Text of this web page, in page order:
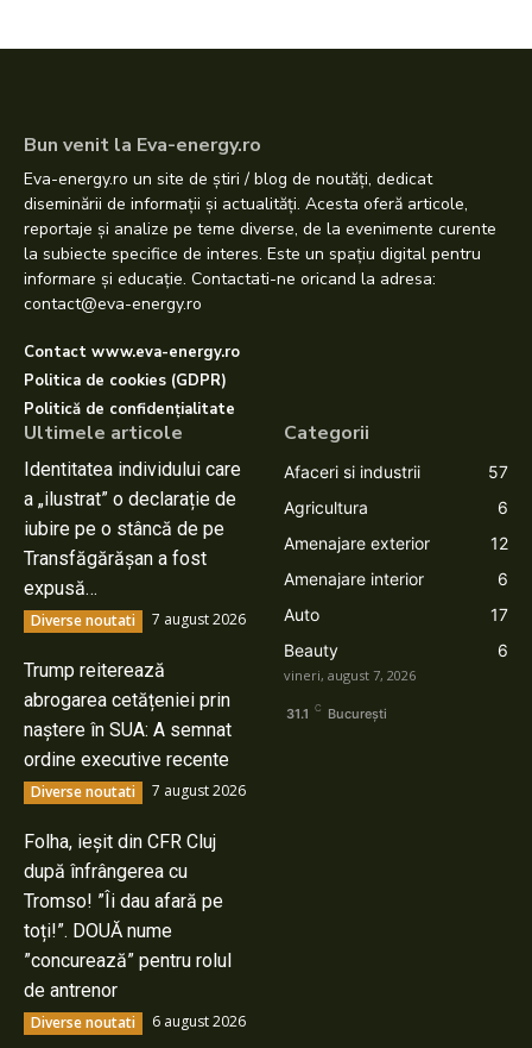
Bun venit la Eva-energy.ro
Eva-energy.ro un site de știri / blog de noutăți, dedicat
diseminării de informații și actualități. Acesta oferă articole,
reportaje și analize pe teme diverse, de la evenimente curente
la subiecte specifice de interes. Este un spațiu digital pentru
informare și educație. Contactati-ne oricand la adresa:
contact@eva-energy.ro
Contact www.eva-energy.ro
Politica de cookies (GDPR)
Politică de confidențialitate
Ultimele articole
Identitatea individului care
a „ilustrat” o declarație de
iubire pe o stâncă de pe
Transfăgărășan a fost
expusă…
Diverse noutati 7 august 2026
Trump reiterează
abrogarea cetățeniei prin
naștere în SUA: A semnat
ordine executive recente
Diverse noutati 7 august 2026
Folha, ieșit din CFR Cluj
după înfrângerea cu
Tromso! ”Îi dau afară pe
toți!”. DOUĂ nume
”concurează” pentru rolul
de antrenor
Diverse noutati 6 august 2026
Categorii
Afaceri si industrii
57
Agricultura
6
Amenajare exterior
12
Amenajare interior
6
Auto
17
Beauty
6
vineri, august 7, 2026
31.1 C București